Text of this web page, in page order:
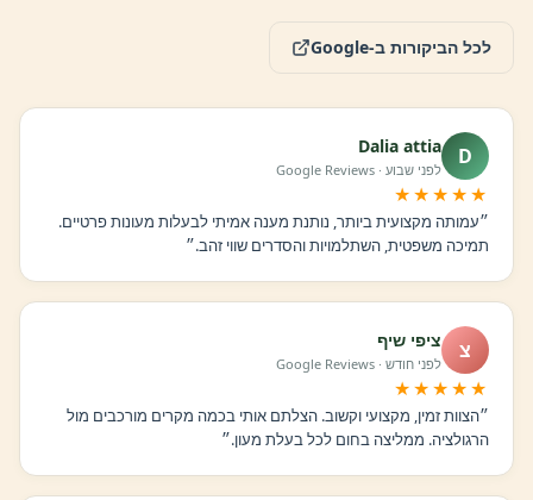
לכל הביקורות ב-Google
D
Dalia attia
לפני שבוע · Google Reviews
★★★★★
״עמותה מקצועית ביותר, נותנת מענה אמיתי לבעלות מעונות פרטיים.
תמיכה משפטית, השתלמויות והסדרים שווי זהב.״
צ ציפי שיף
לפני חודש · Google Reviews
★★★★★
״הצוות זמין, מקצועי וקשוב. הצלתם אותי בכמה מקרים מורכבים מול
הרגולציה. ממליצה בחום לכל בעלת מעון.״